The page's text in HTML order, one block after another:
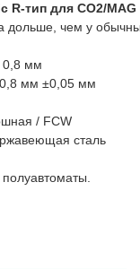
R-тип для CO2/MAG
дольше, чем у
0,8 мм
0,8 мм ±0,05 мм
/ FCW
сталь